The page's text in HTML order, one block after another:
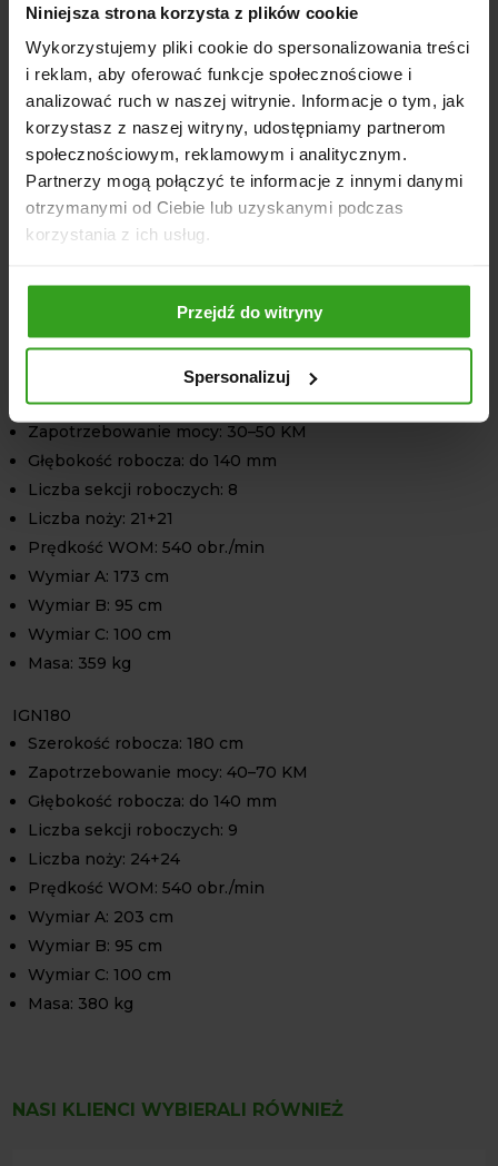
Niniejsza strona korzysta z plików cookie
Wykorzystujemy pliki cookie do spersonalizowania treści
i reklam, aby oferować funkcje społecznościowe i
analizować ruch w naszej witrynie. Informacje o tym, jak
korzystasz z naszej witryny, udostępniamy partnerom
społecznościowym, reklamowym i analitycznym.
Partnerzy mogą połączyć te informacje z innymi danymi
otrzymanymi od Ciebie lub uzyskanymi podczas
korzystania z ich usług.
Przejdź do witryny
Spersonalizuj
Szerokość robocza: 135 cm
Zapotrzebowanie mocy: 25–35 KM
Głębokość robocza: do 140 mm
Liczba sekcji roboczych: 7
Liczba noży: 18+18
Prędkość WOM: 540 obr./min
Wymiar A: 153 cm
Wymiar B: 95 cm
Szerokość robocza: 150 cm
Zapotrzebowanie mocy: 30–50 KM
Głębokość robocza: do 140 mm
Liczba sekcji roboczych: 8
Liczba noży: 21+21
Prędkość WOM: 540 obr./min
Wymiar A: 173 cm
Wymiar B: 95 cm
Wymiar C: 100 cm
Masa: 359 kg
IGN180
Szerokość robocza: 180 cm
Zapotrzebowanie mocy: 40–70 KM
Głębokość robocza: do 140 mm
Liczba sekcji roboczych: 9
Liczba noży: 24+24
Prędkość WOM: 540 obr./min
Wymiar A: 203 cm
Wymiar B: 95 cm
Wymiar C: 100 cm
Masa: 380 kg
NASI KLIENCI WYBIERALI RÓWNIEŻ